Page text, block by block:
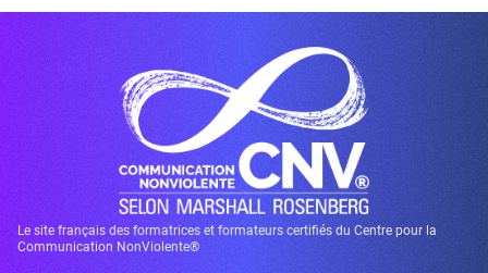
Le site français des formatrices et formateurs certifiés du Centre pour la
Communication NonViolente®